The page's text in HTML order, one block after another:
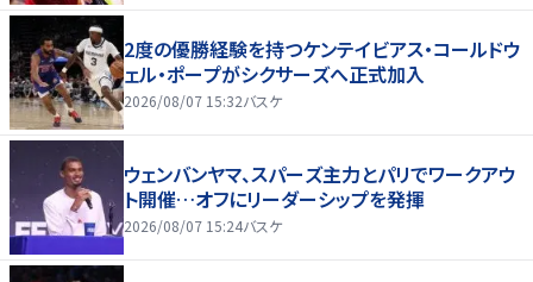
2度の優勝経験を持つケンテイビアス・コールドウ
ェル・ポープがシクサーズへ正式加入
2026/08/07 15:32バスケ
ウェンバンヤマ、スパーズ主力とパリでワークアウ
ト開催…オフにリーダーシップを発揮
2026/08/07 15:24バスケ